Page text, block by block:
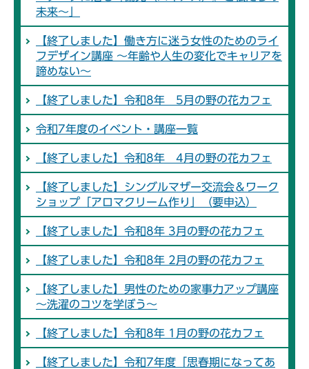
未来～」
【終了しました】働き方に迷う女性のためのライ
フデザイン講座 ～年齢や人生の変化でキャリアを
諦めない～
【終了しました】令和8年 5月の野の花カフェ
令和7年度のイベント・講座一覧
【終了しました】令和8年 4月の野の花カフェ
【終了しました】シングルマザー交流会＆ワーク
ショップ「アロマクリーム作り」（要申込）
【終了しました】令和8年 3月の野の花カフェ
【終了しました】令和8年 2月の野の花カフェ
【終了しました】男性のための家事力アップ講座
～洗濯のコツを学ぼう～
【終了しました】令和8年 1月の野の花カフェ
【終了しました】令和7年度「思春期になってあ